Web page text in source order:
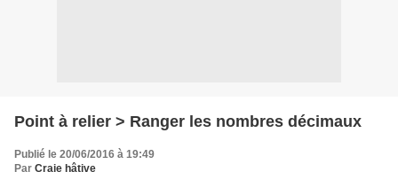
Point à relier > Ranger les nombres décimaux
Publié le 20/06/2016 à 19:49
Par Craie hâtive